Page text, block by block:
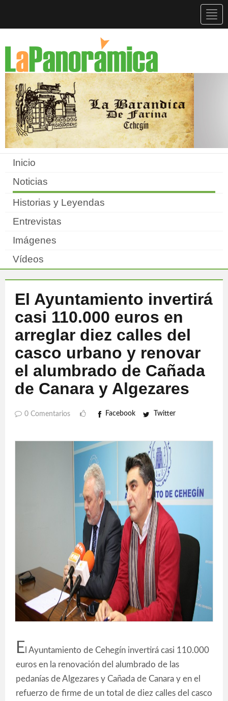
Inicio
Noticias
Historias y Leyendas
Entrevistas
Imágenes
Vídeos
El Ayuntamiento invertirá
casi 110.000 euros en
arreglar diez calles del
casco urbano y renovar
el alumbrado de Cañada
de Canara y Algezares
0 Comentarios Facebook Twitter
E l Ayuntamiento de Cehegín invertirá casi 110.000
euros en la renovación del alumbrado de las
pedanías de Algezares y Cañada de Canara y en el
refuerzo de firme de un total de diez calles del casco